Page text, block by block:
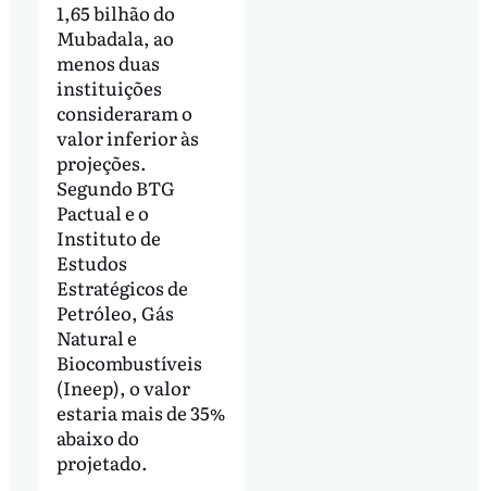
1,65 bilhão do
Mubadala, ao
menos duas
instituições
consideraram o
valor inferior às
projeções.
Segundo BTG
Pactual e o
Instituto de
Estudos
Estratégicos de
Petróleo, Gás
Natural e
Biocombustíveis
(Ineep), o valor
estaria mais de 35%
abaixo do
projetado.